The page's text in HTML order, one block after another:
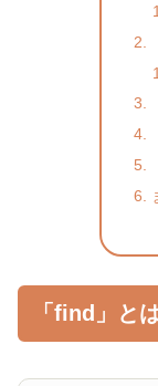
「find」と